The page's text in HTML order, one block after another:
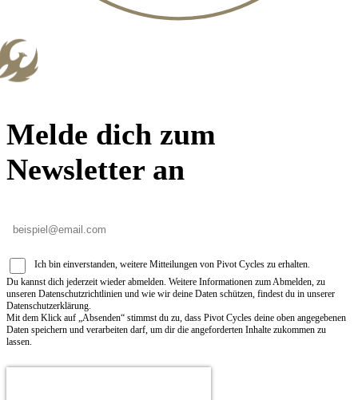
Melde dich zum
Newsletter an
Ich bin einverstanden, weitere Mitteilungen von Pivot Cycles zu erhalten.
Du kannst dich jederzeit wieder abmelden. Weitere Informationen zum Abmelden, zu
unseren Datenschutzrichtlinien und wie wir deine Daten schützen, findest du in unserer
Datenschutzerklärung.
Mit dem Klick auf „Absenden“ stimmst du zu, dass Pivot Cycles deine oben angegebenen
Daten speichern und verarbeiten darf, um dir die angeforderten Inhalte zukommen zu
lassen.